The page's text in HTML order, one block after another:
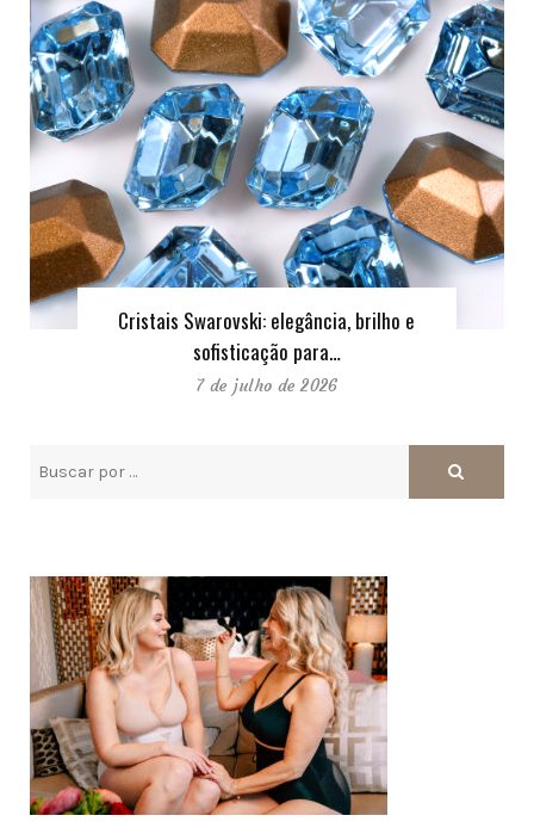
Cristais Swarovski: elegância, brilho e
sofisticação para…
7 de julho de 2026